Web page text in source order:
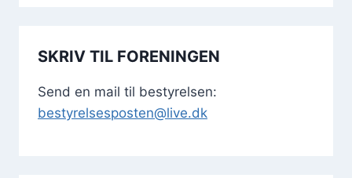
SKRIV TIL FORENINGEN
Send en mail til bestyrelsen:
bestyrelsesposten@live.dk